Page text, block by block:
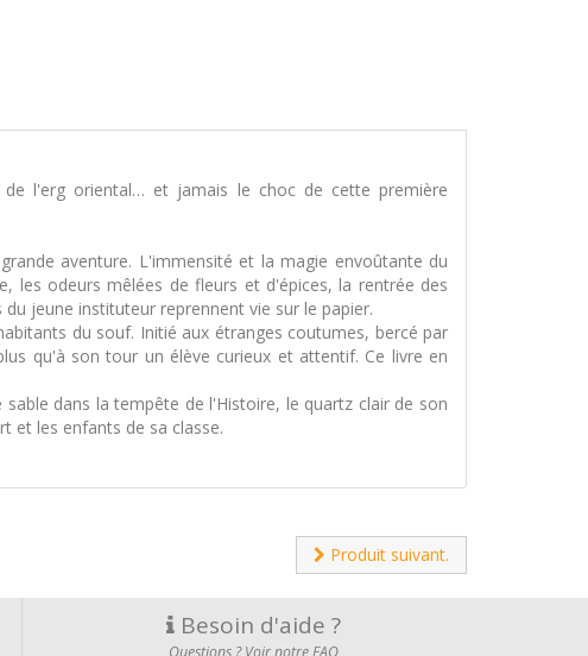
de l'erg oriental… et jamais le choc de cette première
aventure. L'immensité et la magie envoûtante du
les odeurs mêlées de fleurs et d'épices, la rentrée des
jeune instituteur reprennent vie sur le papier.
du souf. Initié aux étranges coutumes, bercé par
qu'à son tour un élève curieux et attentif. Ce livre en
dans la tempête de l'Histoire, le quartz clair de son
et les enfants de sa classe.
Produit suivant.
Besoin d'aide ?
Questions ? Voir notre FAQ